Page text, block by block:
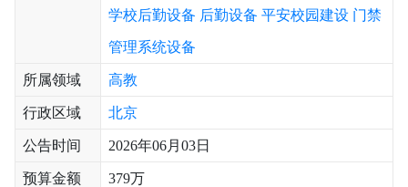
学校后勤设备 后勤设备 平安校园建设 门禁
管理系统设备
所属领域 高教
行政区域 北京
公告时间 2026年06月03日
预算金额 379万